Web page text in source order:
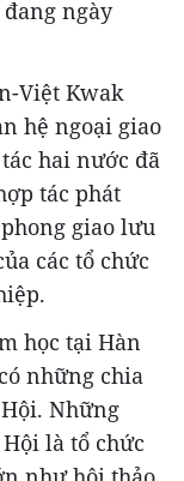
ngày
Việt Kwak
hệ ngoại giao
hai nước đã
tác phát
giao lưu
các tổ chức
học tại Hàn
những chia
Những
là tổ chức